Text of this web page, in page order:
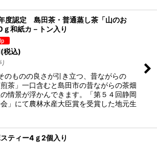
度認定 島田茶・普通蒸し茶「山のお
和紙カ－トン入り
(税込)
のものの良さが引き立つ、昔ながらの
煎茶」一口含むと島田市の昔ながらの茶畑
情景が浮かんできます。「第５４回静岡
」にて農林水産大臣賞を受賞した地元生
ティー4ｇ2個入り